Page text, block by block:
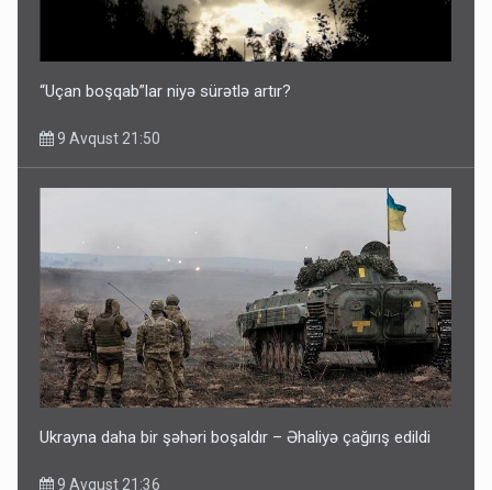
“Uçan boşqab”lar niyə sürətlə artır?
9 Avqust 21:50
Ukrayna daha bir şəhəri boşaldır – Əhaliyə çağırış edildi
9 Avqust 21:36